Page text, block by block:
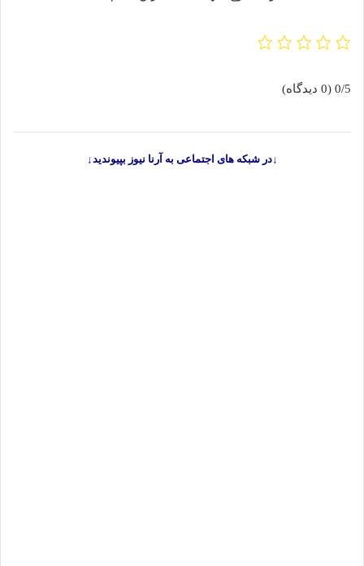
0/5 (0 دیدگاه)
↓در شبکه های اجتماعی به آرنا نیوز بپیوندید↓